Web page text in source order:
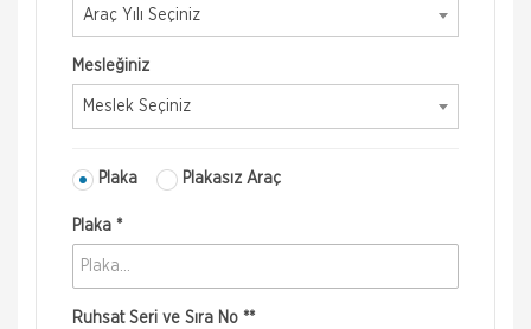
Araç Yılı Seçiniz
Mesleğiniz
Meslek Seçiniz
Plaka Plakasız Araç
Plaka *
Ruhsat Seri ve Sıra No **